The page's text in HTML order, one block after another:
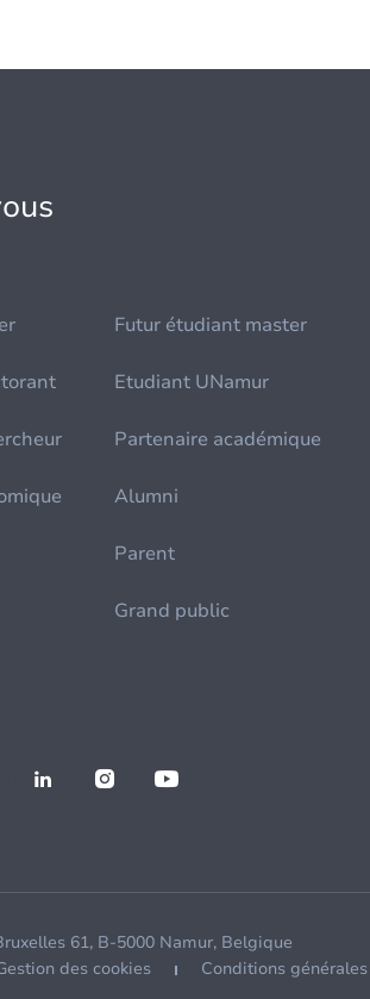
Futur étudiant master
Etudiant UNamur
Partenaire académique
Alumni
Parent
Grand public
61, B-5000 Namur, Belgique
des cookies Conditions